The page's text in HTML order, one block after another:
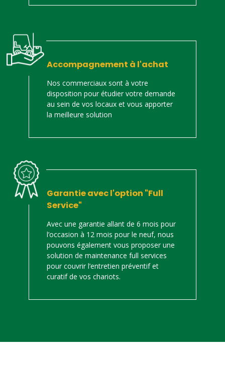
Accompagnement à l'achat
Nos commerciaux sont à votre
disposition pour étudier votre demande
au sein de vos locaux et vous apporter
la meilleure solution
Garantie avec l'option "Full
Service"
Avec une garantie allant de 6 mois pour
l’occasion à 12 mois pour le neuf, nous
pouvons également vous proposer une
solution de maintenance full services
pour couvrir l’entretien préventif et
curatif de vos chariots.